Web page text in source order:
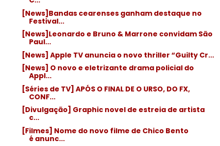
[News]Bandas cearenses ganham destaque no
Festival...
[News]Leonardo e Bruno & Marrone convidam São
Paul...
[News] Apple TV anuncia o novo thriller “Guilty Cr...
[News] O novo e eletrizante drama policial do
Appl...
[Séries de TV] APÓS O FINAL DE O URSO, DO FX,
CONF...
[Divulgação] Graphic novel de estreia de artista
c...
[Filmes] Nome do novo filme de Chico Bento
é anunc...